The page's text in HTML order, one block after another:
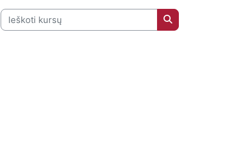
Ieškoti kursų
Ieškoti kursų